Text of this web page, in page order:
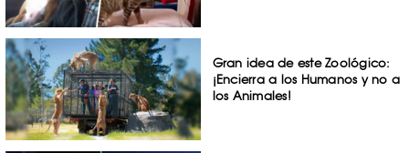
Gran idea de este Zoológico:
¡Encierra a los Humanos y no a
los Animales!